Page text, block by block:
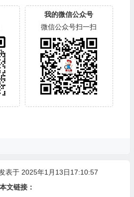
我的微信公众号
微信公众号扫一扫
表于 2025年1月13日17:10:57
文链接：